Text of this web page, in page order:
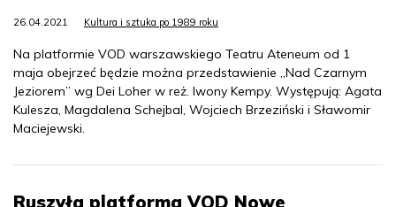
26.04.2021 Kultura i sztuka po 1989 roku
Na platformie VOD warszawskiego Teatru Ateneum od 1
maja obejrzeć będzie można przedstawienie „Nad Czarnym
Jeziorem” wg Dei Loher w reż. Iwony Kempy. Występują: Agata
Kulesza, Magdalena Schejbal, Wojciech Brzeziński i Sławomir
Maciejewski.
Ruszyła platforma VOD Nowe